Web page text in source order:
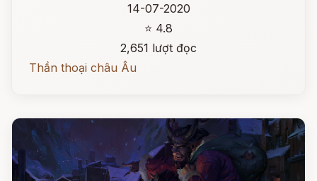
14-07-2020
⭐ 4.8
2,651 lượt đọc
Thần thoại châu Âu